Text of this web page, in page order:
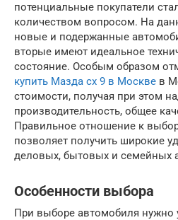
потенциальные покупатели
количеством вопросом. На
новые и подержанные
вторые имеют идеальное
состояние. Особым образом
купить Мазда cx 9 в Москве в
стоимости, получая при этом
производительность, общее
Правильное отношение к
позволяет получить широкие
деловых, бытовых и семейных
Особенности выбора
При выборе автомобиля нужно